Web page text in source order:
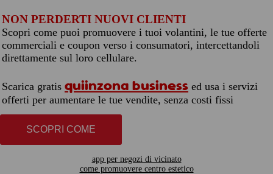
NON PERDERTI NUOVI CLIENTI
Scopri come puoi promuovere i tuoi volantini, le tue offerte
commerciali e coupon verso i consumatori, intercettandoli
direttamente sul loro cellulare.
Scarica gratis quiinzona business ed usa i servizi
offerti per aumentare le tue vendite, senza costi fissi
SCOPRI COME
app per negozi di vicinato
come promuovere centro estetico